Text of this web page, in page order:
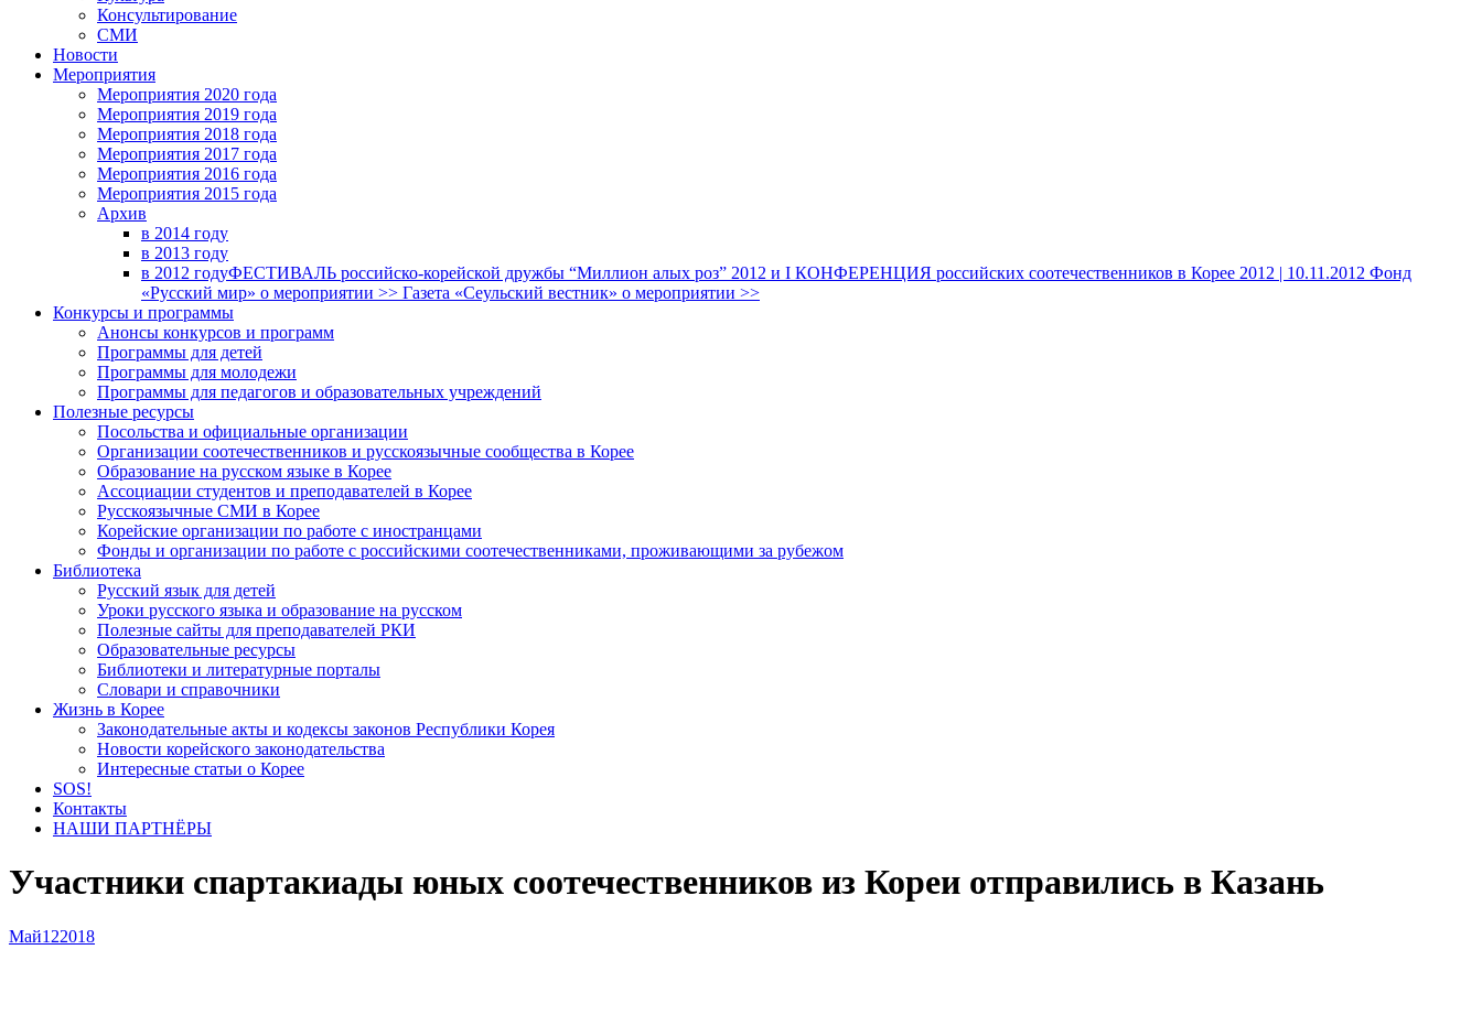
Консультирование
СМИ
Новости
Мероприятия
Мероприятия 2020 года
Мероприятия 2019 года
Мероприятия 2018 годa
Мероприятия 2017 года
Мероприятия 2016 года
Мероприятия 2015 года
Архив
в 2014 году
в 2013 году
в 2012 годуФЕСТИВАЛЬ российско-корейской дружбы “Миллион алых роз” 2012 и I КОНФЕРЕНЦИЯ российских соотечественников в Корее 2012 | 10.11.2012 Фонд
«Русский мир» о мероприятии >> Газета «Сеульский вестник» о мероприятии >>
Конкурсы и программы
Анонсы конкурсов и программ
Программы для детей
Программы для молодежи
Программы для педагогов и образовательных учреждений
Полезные ресурсы
Посольства и официальные организации
Организации соотечественников и русскоязычные сообщества в Корее
Образование на русском языке в Корее
Ассоциации студентов и преподавателей в Корее
Русскоязычные СМИ в Корее
Корейские организации по работе с иностранцами
Фонды и организации по работе с российскими соотечественниками, проживающими за рубежом
Библиотека
Русский язык для детей
Уроки русского языка и образование на русском
Полезные сайты для преподавателей РКИ
Образовательные ресурсы
Библиотеки и литературные порталы
Словари и справочники
Жизнь в Корее
Законодательные акты и кодексы законов Республики Корея
Новости корейского законодательства
Интересные статьи о Корее
SOS!
Контакты
НАШИ ПАРТНЁРЫ
Участники спартакиады юных соотечественников из Кореи отправились в Казань
Май122018